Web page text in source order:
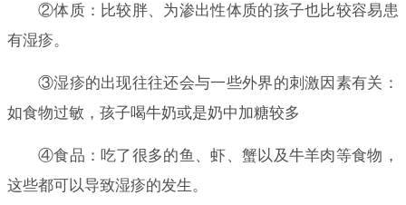
②体质：比较胖、为渗出性体质的孩子也比较容易患
有湿疹。
③湿疹的出现往往还会与一些外界的刺激因素有关：
如食物过敏，孩子喝牛奶或是奶中加糖较多
④食品：吃了很多的鱼、虾、蟹以及牛羊肉等食物，
这些都可以导致湿疹的发生。